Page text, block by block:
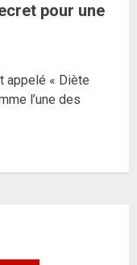
pour une
appelé « Diète
l’une des